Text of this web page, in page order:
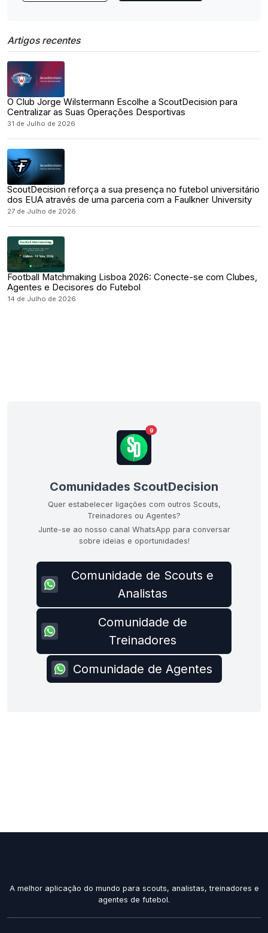
Artigos recentes
O Club Jorge Wilstermann Escolhe a ScoutDecision para
Centralizar as Suas Operações Desportivas
31 de Julho de 2026
ScoutDecision reforça a sua presença no futebol universitário
dos EUA através de uma parceria com a Faulkner University
27 de Julho de 2026
Football Matchmaking Lisboa 2026: Conecte-se com Clubes,
Agentes e Decisores do Futebol
14 de Julho de 2026
9
Comunidades ScoutDecision
Quer estabelecer ligações com outros Scouts,
Treinadores ou Agentes?
Junte-se ao nosso canal WhatsApp para conversar
sobre ideias e oportunidades!
Comunidade de Scouts e
Analistas
Comunidade de
Treinadores
Comunidade de Agentes
A melhor aplicação do mundo para scouts, analistas, treinadores e
agentes de futebol.